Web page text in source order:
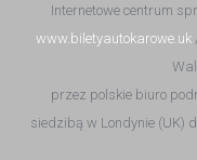
Internetowe centrum
www.biletyautokarowe.uk
przez polskie biuro
siedzibą w Londynie (UK)